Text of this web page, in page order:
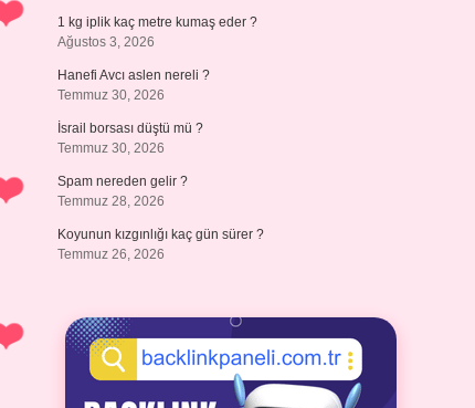
1 kg iplik kaç metre kumaş eder ?
Ağustos 3, 2026
Hanefi Avcı aslen nereli ?
Temmuz 30, 2026
İsrail borsası düştü mü ?
Temmuz 30, 2026
Spam nereden gelir ?
Temmuz 28, 2026
Koyunun kızgınlığı kaç gün sürer ?
Temmuz 26, 2026